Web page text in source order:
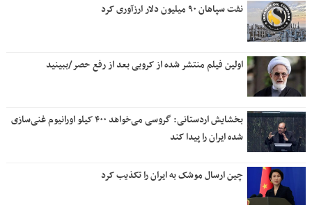
نفت سپاهان ۹۰ میلیون دلار ارزآوری کرد
اولین فیلم منتشر شده از کروبی بعد از رفع حصر/ببینید
بخشایش اردستانی: گروسی می‌خواهد ۴۰۰ کیلو اورانیوم غنی‌سازی
شده ایران را پیدا کند
چین ارسال موشک به ایران را تکذیب کرد